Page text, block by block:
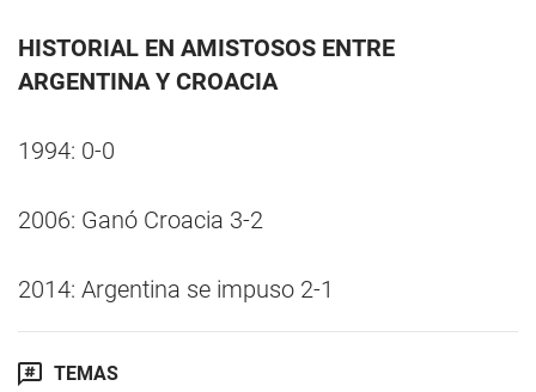
HISTORIAL EN AMISTOSOS ENTRE
ARGENTINA Y CROACIA
1994: 0-0
2006: Ganó Croacia 3-2
2014: Argentina se impuso 2-1
TEMAS